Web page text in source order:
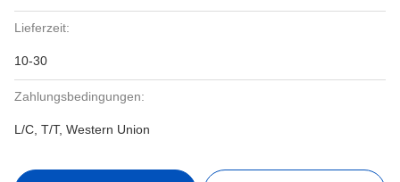
Lieferzeit:
10-30
Zahlungsbedingungen:
L/C, T/T, Western Union